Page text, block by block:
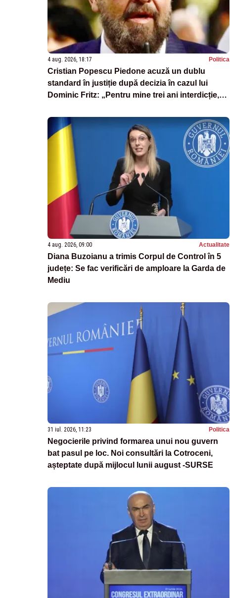
4 aug. 2026, 18:17 Politica
Cristian Popescu Piedone acuză un dublu
standard în justiție după decizia în cazul lui
Dominic Fritz: „Pentru mine trei ani interdicție,
4 aug. 2026, 09:00 Actualitate
Diana Buzoianu a trimis Corpul de Control în 5
județe: Se fac verificări de amploare la Garda de
Mediu
31 iul. 2026, 11:23 Politica
Negocierile privind formarea unui nou guvern
bat pasul pe loc. Noi consultări la Cotroceni,
așteptate după mijlocul lunii august -SURSE